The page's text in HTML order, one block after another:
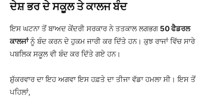
ਦੇਸ਼ ਭਰ ਦੇ ਸਕੂਲ ਤੇ ਕਾਲਜ ਬੰਦ
ਇਸ ਘਟਨਾ ਤੋਂ ਬਾਅਦ ਕੇਂਦਰੀ ਸਰਕਾਰ ਨੇ ਤਤਕਾਲ ਲਗਭਗ 50 ਫੈਡਰਲ
ਕਾਲਜਾਂਨੂੰ ਬੰਦ ਕਰਨ ਦੇ ਹੁਕਮ ਜਾਰੀ ਕਰ ਦਿੱਤੇ ਹਨ। ਕੁਝ ਰਾਜਾਂ ਵਿੱਚ ਸਾਰੇ
ਪਬਲਿਕ ਸਕੂਲ ਵੀ ਬੰਦ ਕਰ ਦਿੱਤੇ ਗਏ ਹਨ।
ਸ਼ੁੱਕਰਵਾਰ ਦਾ ਇਹ ਅਗਵਾ ਇਸ ਹਫ਼ਤੇ ਦਾ ਤੀਜਾ ਵੱਡਾ ਹਮਲਾ ਸੀ। ਇਸ ਤੋਂ
ਪਹਿਲਾਂ,